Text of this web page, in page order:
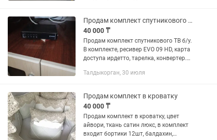
Продам комплект спутникового ТВ ресивер
40 000 ₸
Продам комплект спутникового ТВ б/у.
В комплекте, ресивер EVO 09 HD, карта
доступа ирдетто, тарелка, конвертер.
каналов различной тематики.
Талдыкорган, 30 июля
Продам комплект в кроватку
40 000 ₸
Продам комплект в кроватку, цвет
айвори, ткань сатин люкс, в комплект
входит бортики 12шт, балдахин,